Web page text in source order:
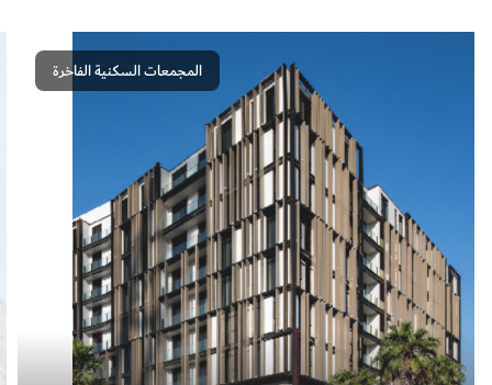
المجمعات السكنية الفاخرة